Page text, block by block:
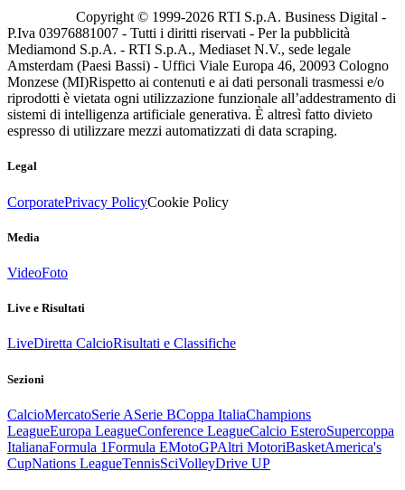
Copyright © 1999-2026 RTI S.p.A. Business Digital -
P.Iva 03976881007 - Tutti i diritti riservati - Per la pubblicità
Mediamond S.p.A. - RTI S.p.A., Mediaset N.V., sede legale
Amsterdam (Paesi Bassi) - Uffici Viale Europa 46, 20093 Cologno
Monzese (MI)Rispetto ai contenuti e ai dati personali trasmessi e/o
riprodotti è vietata ogni utilizzazione funzionale all’addestramento di
sistemi di intelligenza artificiale generativa. È altresì fatto divieto
espresso di utilizzare mezzi automatizzati di data scraping.
Legal
CorporatePrivacy PolicyCookie Policy
Media
VideoFoto
Live e Risultati
LiveDiretta CalcioRisultati e Classifiche
Sezioni
CalcioMercatoSerie ASerie BCoppa ItaliaChampions
LeagueEuropa LeagueConference LeagueCalcio EsteroSupercoppa
ItalianaFormula 1Formula EMotoGPAltri MotoriBasketAmerica's
CupNations LeagueTennisSciVolleyDrive UP